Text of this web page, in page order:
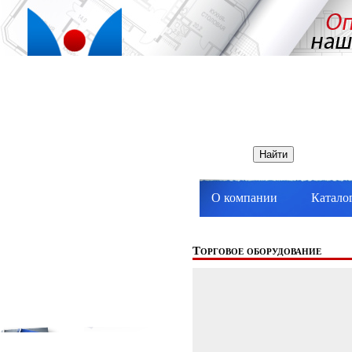
О компании
Торговое оборудование